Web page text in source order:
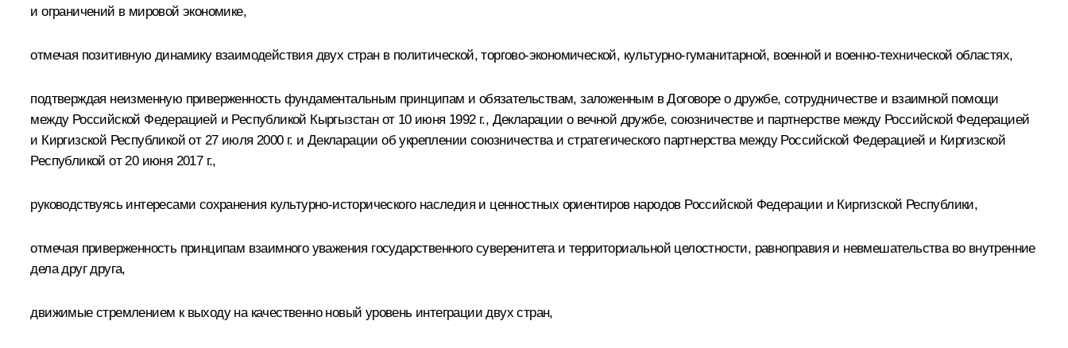
и ограничений в мировой экономике,
отмечая позитивную динамику взаимодействия двух стран в политической, торгово-экономической, культурно-гуманитарной, военной и военно-технической областях,
подтверждая неизменную приверженность фундаментальным принципам и обязательствам, заложенным в Договоре о дружбе, сотрудничестве и взаимной помощи
между Российской Федерацией и Республикой Кыргызстан от 10 июня 1992 г., Декларации о вечной дружбе, союзничестве и партнерстве между Российской Федерацией
и Киргизской Республикой от 27 июля 2000 г. и Декларации об укреплении союзничества и стратегического партнерства между Российской Федерацией и Киргизской
Республикой от 20 июня 2017 г.,
руководствуясь интересами сохранения культурно-исторического наследия и ценностных ориентиров народов Российской Федерации и Киргизской Республики,
отмечая приверженность принципам взаимного уважения государственного суверенитета и территориальной целостности, равноправия и невмешательства во внутренние
дела друг друга,
движимые стремлением к выходу на качественно новый уровень интеграции двух стран,